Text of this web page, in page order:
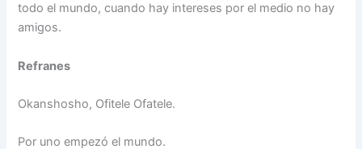
todo el mundo, cuando hay intereses por el medio no hay
amigos.
Refranes
Okanshosho, Ofitele Ofatele.
Por uno empezó el mundo.